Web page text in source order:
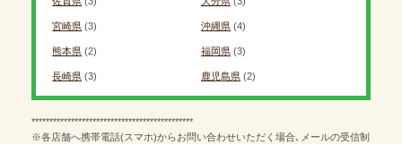
宮崎県 (3) 沖縄県(4)
熊本県 (2) 福岡県(3)
長崎県 (3) 鹿児島県(2)
*********************************************
※各店舗へ携帯電話(スマホ)からお問い合わせいただく場合､メールの受信制